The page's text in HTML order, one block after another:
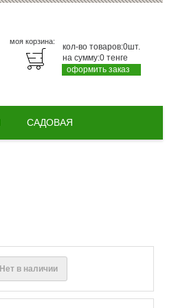
моя корзина:
кол-во товаров:0шт.
на сумму:0 тенге
оформить заказ
САДОВАЯ
Нет в наличии